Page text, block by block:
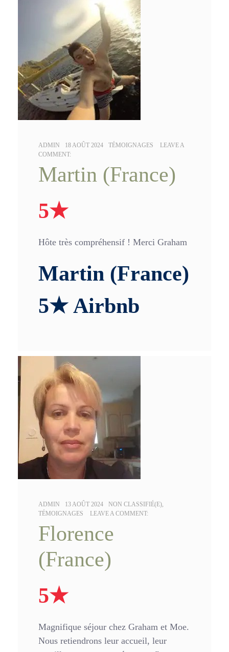
AUTHOR:
ADMIN
POSTED
ON:
18 AOÛT 2024 CATEGORIES:
TÉMOIGNAGES
LEAVE A
COMMENT:
Martin (France)
5★
Hôte très compréhensif ! Merci Graham
Martin (France)
5★ Airbnb
AUTHOR:
ADMIN
POSTED
ON:
13 AOÛT 2024 CATEGORIES:
NON CLASSIFIÉ(E),
TÉMOIGNAGES
LEAVE A COMMENT:
Florence
(France)
5★
Magnifique séjour chez Graham et Moe.
Nous retiendrons leur accueil, leur